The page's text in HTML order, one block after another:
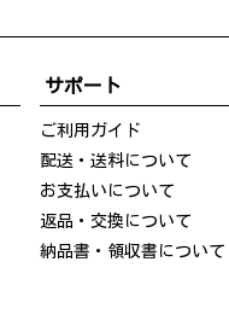
サポート
ご利用ガイド
配送・送料について
お支払いについて
返品・交換について
納品書・領収書について